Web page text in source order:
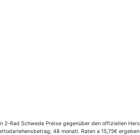
2-Rad Schwede Preise gegenüber den offiziellen
48 monatl. Raten a 15,75€